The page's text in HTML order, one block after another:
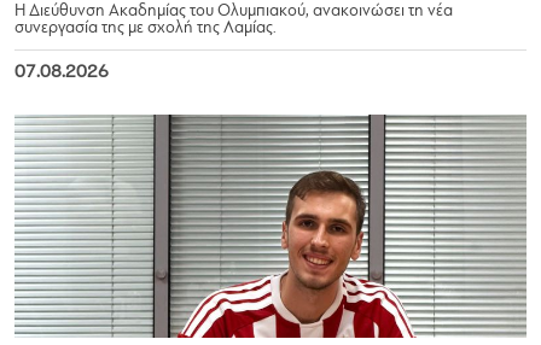
Η Διεύθυνση Ακαδημίας του Ολυμπιακού, ανακοινώσει τη νέα
συνεργασία της με σχολή της Λαμίας.
07.08.2026